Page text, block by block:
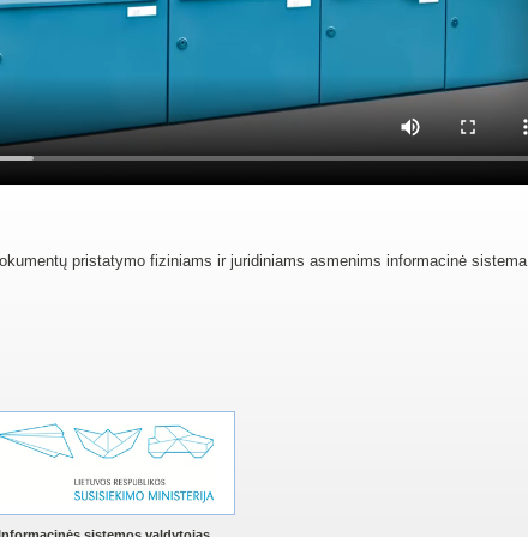
pristatymo fiziniams ir juridiniams asmenims informacinė sistema.